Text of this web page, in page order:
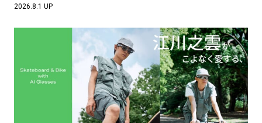
2026.8.1 UP
マーガレット・ハウエルを着るひと。黒田大輔と菅原小春。
2026.5.21 UP